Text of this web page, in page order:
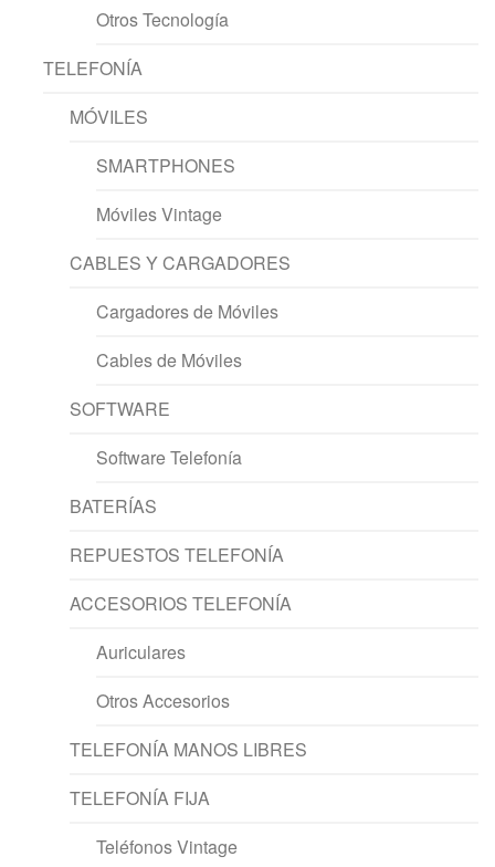
Otros Tecnología
TELEFONÍA
MÓVILES
SMARTPHONES
Móviles Vintage
CABLES Y CARGADORES
Cargadores de Móviles
Cables de Móviles
SOFTWARE
Software Telefonía
BATERÍAS
REPUESTOS TELEFONÍA
ACCESORIOS TELEFONÍA
Auriculares
Otros Accesorios
TELEFONÍA MANOS LIBRES
TELEFONÍA FIJA
Teléfonos Vintage